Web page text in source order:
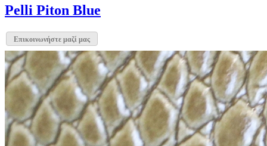
Pelli Piton Blue
Επικοινωνήστε μαζί μας